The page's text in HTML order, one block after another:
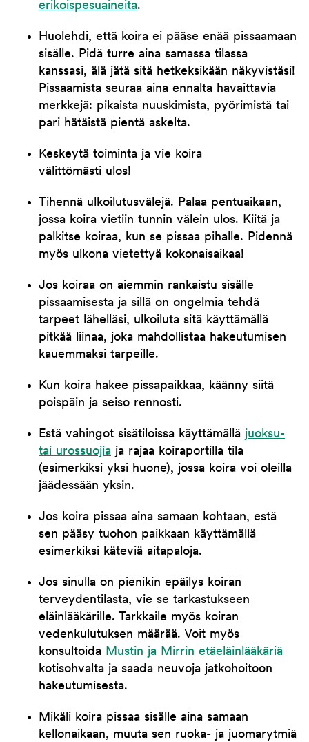
erikoispesuaineita.
Huolehdi, että koira ei pääse enää pissaamaan
sisälle. Pidä turre aina samassa tilassa
kanssasi, älä jätä sitä hetkeksikään näkyvistäsi!
Pissaamista seuraa aina ennalta havaittavia
merkkejä: pikaista nuuskimista, pyörimistä tai
pari hätäistä pientä askelta.
Keskeytä toiminta ja vie koira
välittömästi ulos!
Tihennä ulkoilutusvälejä. Palaa pentuaikaan,
jossa koira vietiin tunnin välein ulos. Kiitä ja
palkitse koiraa, kun se pissaa pihalle. Pidennä
myös ulkona vietettyä kokonaisaikaa!
Jos koiraa on aiemmin rankaistu sisälle
pissaamisesta ja sillä on ongelmia tehdä
tarpeet lähelläsi, ulkoiluta sitä käyttämällä
pitkää liinaa, joka mahdollistaa hakeutumisen
kauemmaksi tarpeille.
Kun koira hakee pissapaikkaa, käänny siitä
poispäin ja seiso rennosti.
Estä vahingot sisätiloissa käyttämällä juoksu-
tai urossuojia ja rajaa koiraportilla tila
(esimerkiksi yksi huone), jossa koira voi oleilla
jäädessään yksin.
Jos koira pissaa aina samaan kohtaan, estä
sen pääsy tuohon paikkaan käyttämällä
esimerkiksi käteviä aitapaloja.
Jos sinulla on pienikin epäilys koiran
terveydentilasta, vie se tarkastukseen
eläinlääkärille. Tarkkaile myös koiran
vedenkulutuksen määrää. Voit myös
konsultoida Mustin ja Mirrin etäeläinlääkäriä
kotisohvalta ja saada neuvoja jatkohoitoon
hakeutumisesta.
Mikäli koira pissaa sisälle aina samaan
kellonaikaan, muuta sen ruoka- ja juomarytmiä